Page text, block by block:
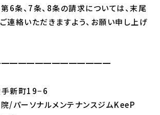
第6条、7条、8条の請求については、末尾
連絡いただきますよう、お願い申し上げ
新町19−6
/パーソナルメンテナンスジムKeeP